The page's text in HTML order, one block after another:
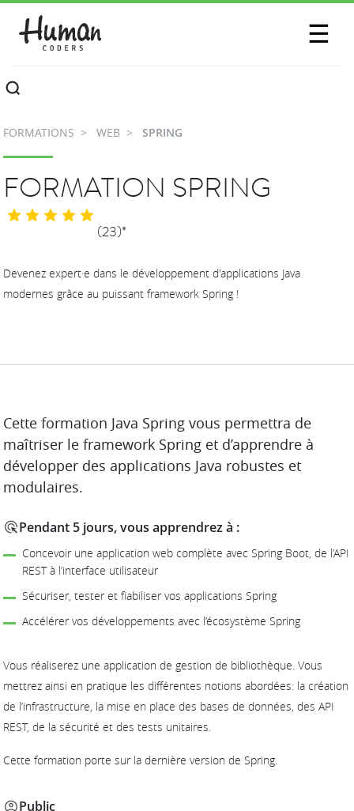
☰
CONTACTEZ-NOUS
FORMATIONS WEB SPRING
FORMATION SPRING
(23)*
Devenez expert·e dans le développement d'applications Java
modernes grâce au puissant framework Spring !
DESCRIPTION
Cette formation Java Spring vous permettra de
maîtriser le framework Spring et d’apprendre à
développer des applications Java robustes et
modulaires.
Pendant 5 jours, vous apprendrez à :
Concevoir une application web complète avec Spring Boot, de l’API
REST à l’interface utilisateur
Sécuriser, tester et fiabiliser vos applications Spring
Accélérer vos développements avec l’écosystème Spring
Vous réaliserez une application de gestion de bibliothèque. Vous
mettrez ainsi en pratique les différentes notions abordées: la création
de l’infrastructure, la mise en place des bases de données, des API
REST, de la sécurité et des tests unitaires.
Cette formation porte sur la dernière version de Spring.
Public